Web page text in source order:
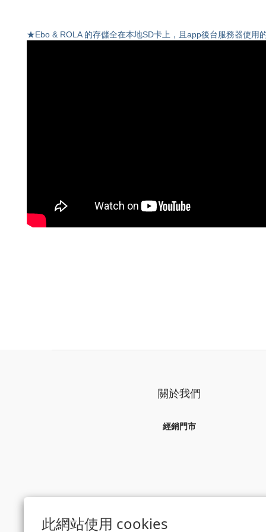
此網站使用 cookies
★Ebo & ROLA 的存儲全在本地SD卡上，且app後台服務器使
關於我們
經銷門市